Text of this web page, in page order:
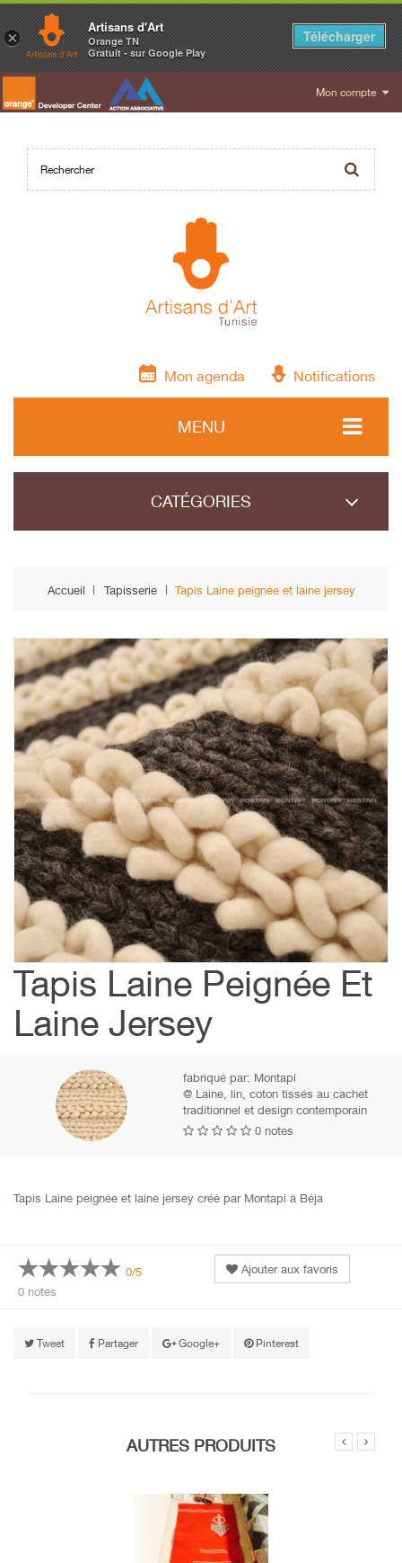
Mon compte
Mon agenda Notifications
MENU
CATÉGORIES
Accueil Tapisserie Tapis Laine peignée et laine jersey
Tapis Laine Peignée Et
Laine Jersey
fabriqué par: Montapi
@ Laine, lin, coton tissés au cachet
traditionnel et design contemporain
0 notes
Tapis Laine peignée et laine jersey créé par Montapi à Béja
0/5
Ajouter aux favoris
0 notes
Tweet Partager Google+ Pinterest
AUTRES PRODUITS
×
Artisans d'Art
Orange TN
Gratuit - sur Google Play
Télécharger